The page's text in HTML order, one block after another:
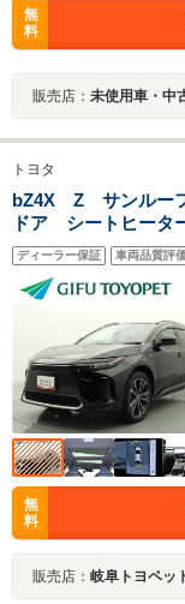
無
料
販売店： 未使用車・中
トヨタ
bZ4X Z サンルー
ドア シートヒー
セグ バックカメラ
ー接続可 衝突被害
ディーラー保証 車両品質評
無
料
販売店： 岐阜トヨペッ